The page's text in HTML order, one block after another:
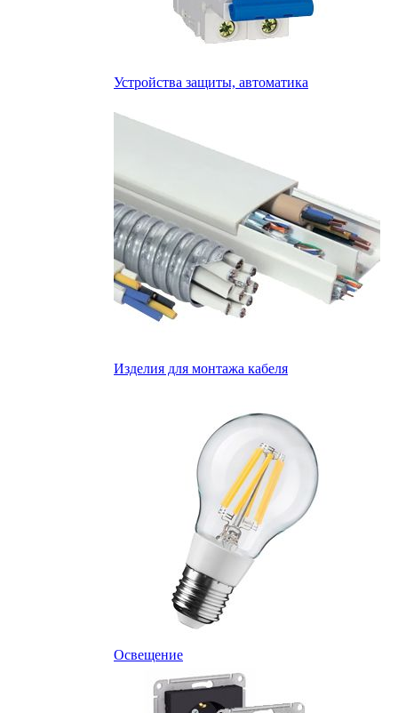
Устройства защиты, автоматика
Изделия для монтажа кабеля
Освещение